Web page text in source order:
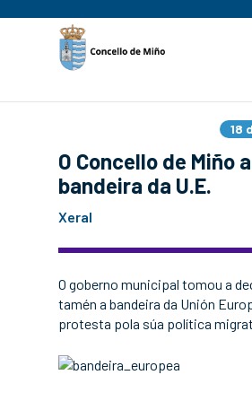
18
O Concello de Miño
bandeira da U.E.
Xeral
O goberno municipal tomou a
tamén a bandeira da Unión
protesta pola súa política